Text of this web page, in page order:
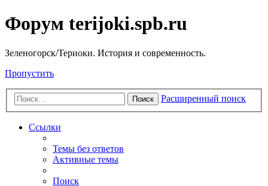
Форум terijoki.spb.ru
Зеленогорск/Териоки. История и современность.
Пропустить
Поиск Расширенный поиск
Ссылки
Темы без ответов
Активные темы
Поиск